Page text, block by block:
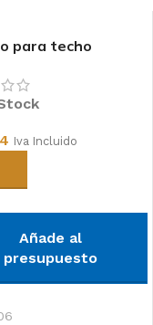
para techo
Iva Incluido
al carrito
Añade al
presupuesto